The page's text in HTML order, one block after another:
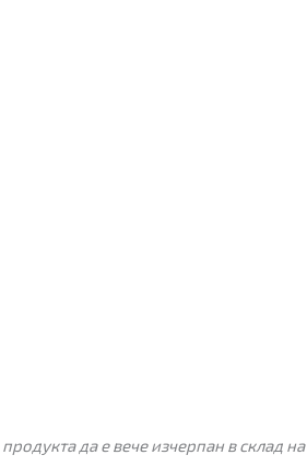
да е вече изчерпан в склад на